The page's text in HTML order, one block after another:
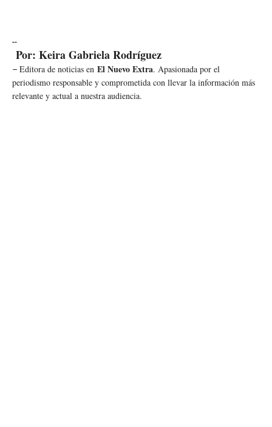
--
Por: Keira Gabriela Rodríguez
– Editora de noticias en El Nuevo Extra. Apasionada por el
periodismo responsable y comprometida con llevar la información más
relevante y actual a nuestra audiencia.